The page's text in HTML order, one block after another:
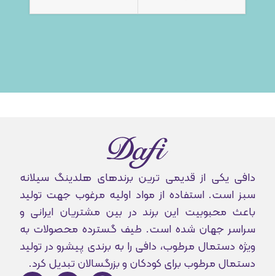
دافی یکی از قدیمی ترین برندهای هلدینگ سیلانه
سبز است. استفاده از مواد اولیه مرغوب جهت تولید
باعث محبوبیت این برند در بین مشتریان ایرانی و
سراسر جهان شده است. طیف گسترده محصولات به
ویژه دستمال مرطوب، دافی را به برندی پیشرو در تولید
دستمال مرطوب برای کودکان و بزرگسالان تبدیل کرد.